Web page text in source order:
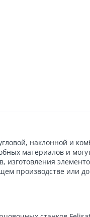
наклонной и
материалов и
изготовления
производстве или